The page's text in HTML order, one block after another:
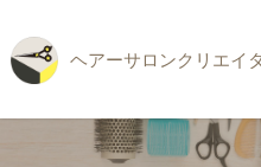
ン
テ
ヘアーサロ ンク リ エイ